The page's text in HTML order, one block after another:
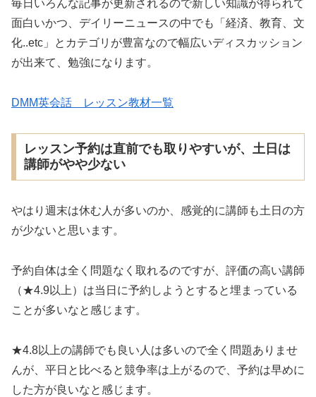
毎日いろんな記事が更新されるので新しい知識が得られて
面白いかつ、デイリーニュースの中でも「経済、教育、文
化..etc」とカテゴリが豊富なので幅広いディスカッション
が出来て、勉強になります。
DMM英会話 レッスン教材一覧
レッスン予約は直前でも取りやすいが、土日は
講師がやや少ない
やはり週末は休む人が多いのか、感覚的に講師も土日の方
が少ないと思います。
予約自体は全く問題なく取れるのですが、評価の高い講師
（★4.9以上）は当日に予約しようとすると埋まっている
ことが多いなと感じます。
★4.8以上の講師でも良い人は多いので全く問題ありませ
んが、平日と比べると競争率は上がるので、予約は早めに
した方が良いなと感じます。